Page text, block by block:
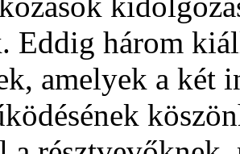
Eddig három
amelyek a két